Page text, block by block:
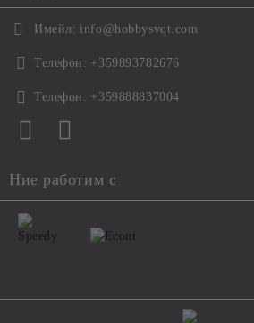
Имейл: info@hobbysvqt.com
Телефон: +359893782676
Телефон: +359888837004
Ние работим с